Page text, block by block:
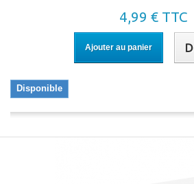
4,99 € TTC
Ajouter au panier
Disponible